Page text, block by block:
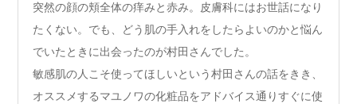
突然の顔の頬全体の痒みと赤み。皮膚科にはお世話になり
たくない。でも、どう肌の手入れをしたらよいのかと悩ん
でいたときに出会ったのが村田さんでした。
敏感肌の人こそ使ってほしいという村田さんの話をきき、
オススメするマユノワの化粧品をアドバイス通りすぐに使